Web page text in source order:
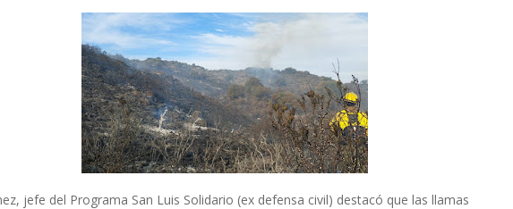
jefe del Programa San Luis Solidario (ex defensa civil) destacó que las llamas